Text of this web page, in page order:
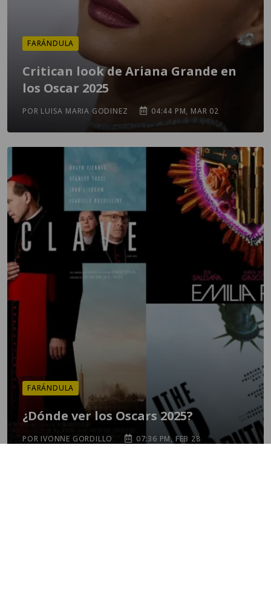
FARÁNDULA
Critican look de Ariana Grande en
los Oscar 2025
POR LUISA MARIA GODINEZ 04:44 PM, MAR 02
FARÁNDULA
¿Dónde ver los Oscars 2025?
POR IVONNE GORDILLO 07:36 PM, FEB 28